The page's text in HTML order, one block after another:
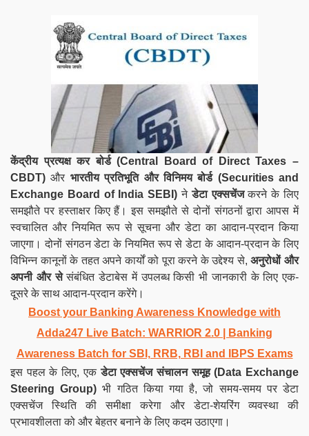
केंद्रीय प्रत्यक्ष कर बोर्ड (Central Board of Direct Taxes –
CBDT) और भारतीय प्रतिभूति और विनिमय बोर्ड (Securities and
Exchange Board of India SEBI) नेडेटा एक्सचेंजकरने के लिए
समझौते पर हस्ताक्षर किए हैं। इस समझौते से दोनों संगठनों द्वारा आपस में
स्वचालित और नियमित रूप से सूचना और डेटा का आदान-प्रदान किया
जाएगा। दोनों संगठन डेटा के नियमित रूप से डेटा के आदान-प्रदान के लिए
विभिन्न कानूनों के तहत अपने कार्यों को पूरा करने के उद्देश्य से,अनुरोधों और
अपनी और सेसंबंधित डेटाबेस में उपलब्ध किसी भी जानकारी के लिए एक-
दूसरे के साथ आदान-प्रदान करेंगे।
Boost your Banking Awareness Knowledge with
Adda247 Live Batch: WARRIOR 2.0 | Banking
Awareness Batch for SBI, RRB, RBI and IBPS Exams
इस पहल के लिए, एकडेटा एक्सचेंज संचालन समूह (Data Exchange
Steering Group)भी गठित किया गया है, जो समय-समय पर डेटा
एक्सचेंज स्थिति की समीक्षा करेगा और डेटा-शेयरिंग व्यवस्था की
प्रभावशीलता को और बेहतर बनाने के लिए कदम उठाएगा।